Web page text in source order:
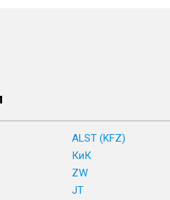
ALST (KFZ)
КиК
ZW
JT